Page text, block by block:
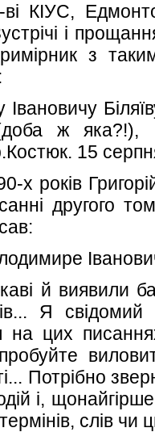
КІУС,
і
з
ж яка?!),
15
х років
другого
й виявили
Я
на цих
Потрібно
і,
слів чи